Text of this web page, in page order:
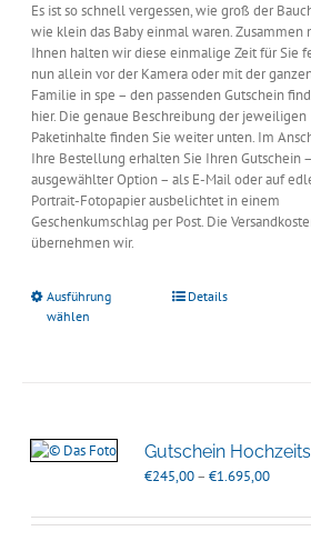
Es ist so schnell vergessen, wie groß der
wie klein das Baby einmal waren. Zusammen
Ihnen halten wir diese einmalige Zeit für Sie
nun allein vor der Kamera oder mit der
Familie in spe – den passenden Gutschein
hier. Die genaue Beschreibung der jeweiligen
Paketinhalte finden Sie weiter unten. Im
Ihre Bestellung erhalten Sie Ihren Gutschein
ausgewählter Option – als E-Mail oder auf
Portrait-Fotopapier ausbelichtet in einem
Geschenkumschlag per Post. Die
übernehmen wir.
Ausführung
wählen
Details
Gutschein
€245,00–€1.695,00
bis